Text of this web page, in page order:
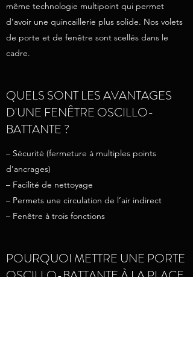
même technologie multipoint qui permet
d’avoir une quincaillerie plus solide. Nos volets
de porte et de fenêtre sont scellés dans le
cadre.
QUELS SONT LES AVANTAGES
D'UNE FENÊTRE OSCILLO-
BATTANTE ?
– Sécurité (fermeture à multiples points
d’ancrages)
– Facilité de nettoyage
– Permets une circulation de l’air indirect
– Fenêtre à trois fonctions
POURQUOI METTRE UNE PORTE
OSCILLO-BATTANTE À LA PLACE